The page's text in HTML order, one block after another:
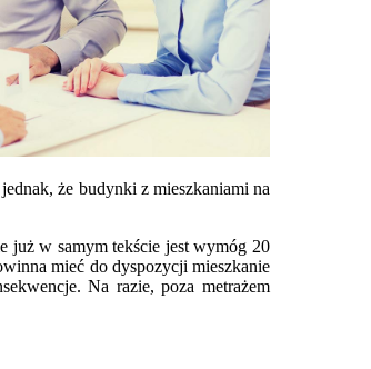
że budynki z mieszkaniami na
już w samym tekście jest wymóg 20
mieć do dyspozycji mieszkanie
Na razie, poza metrażem